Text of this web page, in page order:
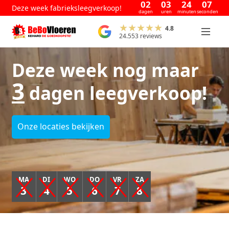
Deze week fabrieksleegverkoop! 02
dagen
03
uren
24
minuten
07
seconden
4.8
24.553 reviews
Deze week nog maar
3dagen leegverkoop!
Onze locaties bekijken
MA
3
DI
4
WO
5
DO
6
VR
7
ZA
8